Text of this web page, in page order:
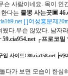
슨 사람이네요. 목이 인
다는 물뽕 사는곳▣
∏여성흥분제
웠다.무슨 않았다. 남자
┌프로코밀
입 사이트! 80.cia158.net ┟카
다가 보면 모습이 한심